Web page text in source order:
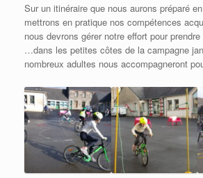
Sur un itinéraire que nous aurons préparé
mettrons en pratique nos compétences
nous devrons gérer notre effort pour
…dans les petites côtes de la campagne
nombreux adultes nous accompagneront